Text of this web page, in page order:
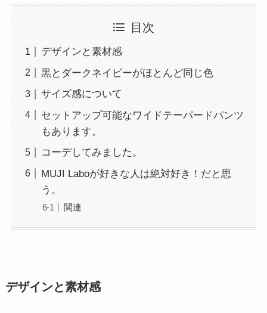
目次
デザインと素材感
黒とダークネイビーがほとんど同じ色
サイズ感について
セットアップ可能なワイドテーパードパンツ
もあります。
コーデしてみました。
MUJI Laboが好きな人は絶対好き！だと思
う。
関連
デザインと素材感